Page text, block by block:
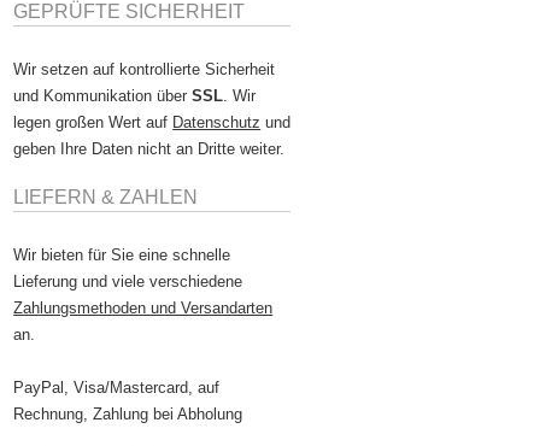
GEPRÜFTE SICHERHEIT
Wir setzen auf kontrollierte Sicherheit
und Kommunikation überSSL. Wir
legen großen Wert auf Datenschutz und
geben Ihre Daten nicht an Dritte weiter.
LIEFERN & ZAHLEN
Wir bieten für Sie eine schnelle
Lieferung und viele verschiedene
Zahlungsmethoden und Versandarten
an.
PayPal, Visa/Mastercard, auf
Rechnung, Zahlung bei Abholung